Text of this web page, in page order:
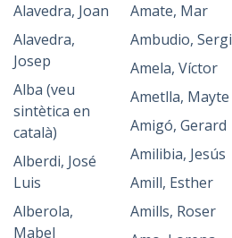
Alavedra, Joan
Alavedra,
Josep
Alba (veu
sintètica en
català)
Alberdi, José
Luis
Alberola,
Mabel
Amate, Mar
Ambudio, Sergi
Amela, Víctor
Ametlla, Mayte
Amigó, Gerard
Amilibia, Jesús
Amill, Esther
Amills, Roser